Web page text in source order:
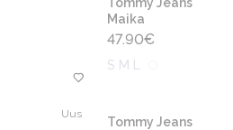
Maika
47.90€
S M L
Uus
Tommy Jeans